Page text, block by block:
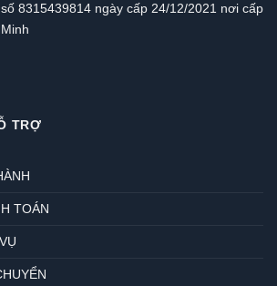
8315439814 ngày cấp 24/12/2021 nơi cấp
TRỢ
TOÁN